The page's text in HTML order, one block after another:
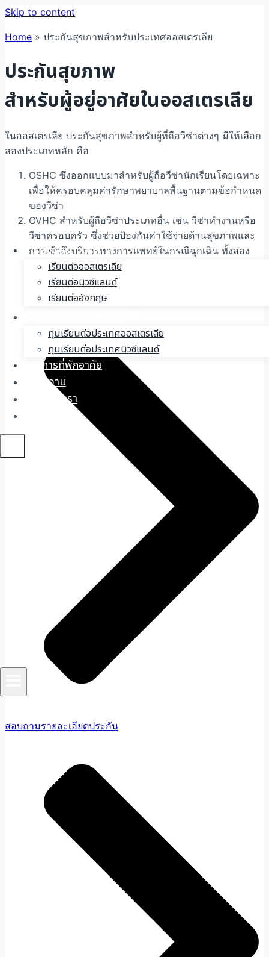
Skip to content
เรียนต่อต่างประเทศ
เรียนต่อออสเตรเลีย
เรียนต่อนิวซีแลนด์
เรียนต่ออังกฤษ
ทุนเรียนต่อประเทศออสเตรเลีย
ทุนเรียนต่อประเทศนิวซีแลนด์
บริการที่พักอาศัย
บทความ
เกี่ยวกับเรา
Home » ประกันสุขภาพสำหรับประเทศออสเตรเลีย
ประกันสุขภาพ
สำหรับผู้อยู่อาศัยในออสเตรเลีย
ในออสเตรเลีย ประกันสุขภาพสำหรับผู้ที่ถือวีซ่าต่างๆ มีให้เลือก
สองประเภทหลัก คือ
OSHC ซึ่งออกแบบมาสำหรับผู้ถือวีซ่านักเรียนโดยเฉพาะ
เพื่อให้ครอบคลุมค่ารักษาพยาบาลพื้นฐานตามข้อกำหนด
ของวีซ่า
OVHC สำหรับผู้ถือวีซ่าประเภทอื่น เช่น วีซ่าทำงานหรือ
วีซ่าครอบครัว ซึ่งช่วยป้องกันค่าใช้จ่ายด้านสุขภาพและ
การเข้าถึงบริการทางการแพทย์ในกรณีฉุกเฉิน ทั้งสอง
ประเภทช่วยให้ผู้ถือวีซ่าได้รับการดูแลสุขภาพที่มั่นคงใน
ระหว่างพำนักในออสเตรเลีย
สอบถามรายละเอียดประกัน